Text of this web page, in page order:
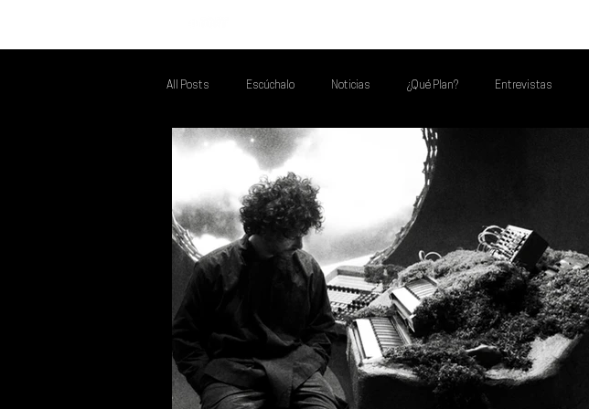
All Posts Escúchalo Noticias ¿Qué Plan? Entrevistas
Talento Mexa Que Debes Escuchar Flash Round
Talento Mexa Semanal Álbumes de la Semana